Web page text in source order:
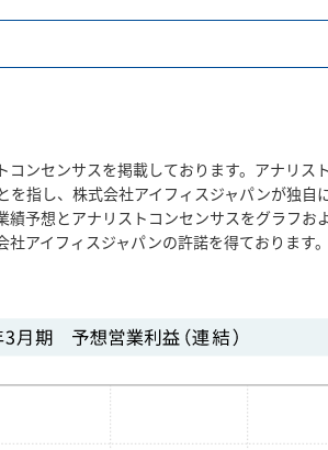
ンセンサスを掲載しております。アナリス
指し、株式会社アイフィスジャパンが独自
予想とアナリストコンセンサスをグラフお
アイフィスジャパンの許諾を得ております。